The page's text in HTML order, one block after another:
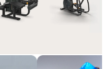
pure!